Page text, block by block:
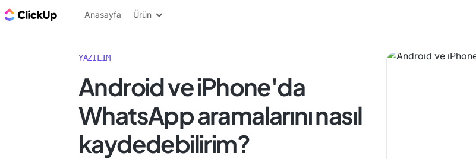
ClickUp Blog
Anasayfa Ürün
YAZILIM
Android ve iPhone'da
WhatsApp aramalarını nasıl
kaydedebilirim?